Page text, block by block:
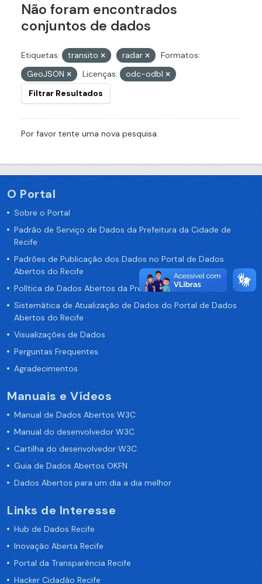
Não foram encontrados
conjuntos de dados
Etiquetas: transito radar
Formatos:
GeoJSON
Licenças:
odc-odbl
Filtrar Resultados
Por favor tente uma nova pesquisa.
O Portal
Sobre o Portal
Padrão de Serviço de Dados da Prefeitura da Cidade de
Recife
Padrões de Publicação dos Dados no Portal de Dados
Abertos do Recife
Política de Dados Abertos da Prefeitura do Recife
Sistemática de Atualização de Dados do Portal de Dados
Abertos do Recife
Visualizações de Dados
Perguntas Frequentes
Agradecimentos
Manuais e Vídeos
Manual de Dados Abertos W3C
Manual do desenvolvedor W3C
Cartilha do desenvolvedor W3C
Guia de Dados Abertos OKFN
Dados Abertos para um dia a dia melhor
Links de Interesse
Hub de Dados Recife
Inovação Aberta Recife
Portal da Transparência Recife
Hacker Cidadão Recife